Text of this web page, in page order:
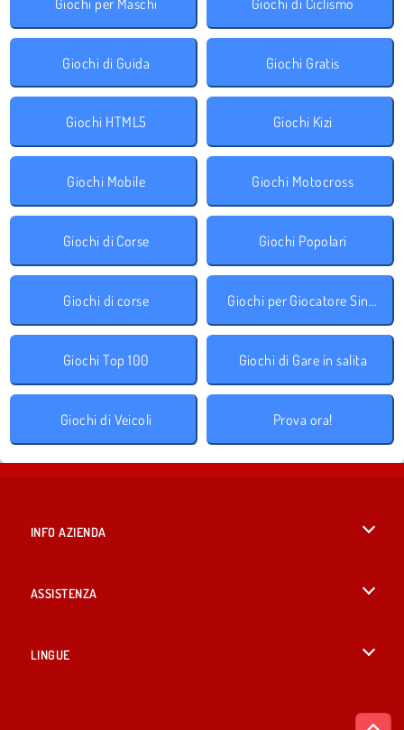
Giochi di Guida Giochi Gratis
Giochi HTML5 Giochi Kizi
Giochi Mobile Giochi Motocross
Giochi di Corse Giochi Popolari
Giochi di corse Giochi per Giocatore Singolo
Giochi Top 100 Giochi di Gare in salita
Giochi di Veicoli Prova ora!
INFO AZIENDA
ASSISTENZA
LINGUE